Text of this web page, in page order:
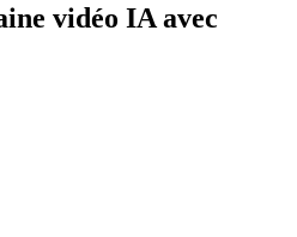
vidéo IA avec